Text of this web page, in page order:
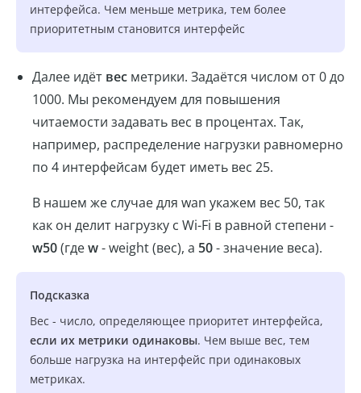
интерфейса. Чем меньше метрика, тем более
приоритетным становится интерфейс
Далее идёт вес метрики. Задаётся числом от 0 до
1000. Мы рекомендуем для повышения
читаемости задавать вес в процентах. Так,
например, распределение нагрузки равномерно
по 4 интерфейсам будет иметь вес 25.
В нашем же случае для wan укажем вес 50, так
как он делит нагрузку с Wi-Fi в равной степени -
w50(гдеw- weight (вес), а 50- значение веса).
Подсказка
Вес - число, определяющее приоритет интерфейса,
если их метрики одинаковы. Чем выше вес, тем
больше нагрузка на интерфейс при одинаковых
метриках.